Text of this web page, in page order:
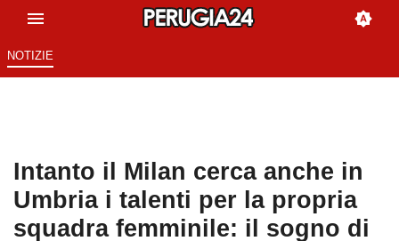
NOTIZIE
Intanto il Milan cerca anche in
Umbria i talenti per la propria
squadra femminile: il sogno di